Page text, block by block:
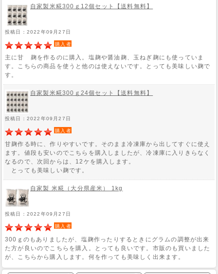
自家製米糀300ｇ12個セット【送料無料】
投稿日：2022年09月27日
購入者
主に甘 麹を作るのに購入。塩麹や醤油麹、玉ねぎ麹にも使っていま
す。こちらの商品を使うと他のは使えないです。とっても美味しい麹で
す。
自家製米糀300ｇ24個セット【送料無料】
投稿日：2022年09月27日
購入者
甘麹作る時に、作りやすいです。そのまま冷凍庫から出してすぐに使え
ます。値段も安いのでこちらを購入しましたが、冷凍庫に入りきらなく
なるので、次回からは、12ケを購入します。
とっても美味しい麹です。
自家製 米糀（大分県産米） 1kg
投稿日：2022年09月27日
購入者
300ｇのもありましたが、塩麹作ったりするときにグラムの調整が出来
た方が良いのでこちらを購入。とっても良いです。市販のも買いました
が、こちらから購入します。何を作っても美味しく出来ます。